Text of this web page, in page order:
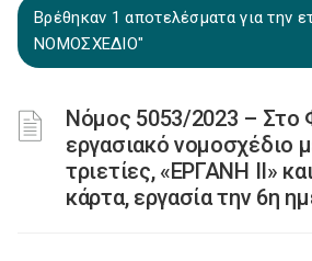
Βρέθηκαν 1 αποτελέσματα για την
ΝΟΜΟΣΧΕΔΙΟ"
Νόμος 5053/2023 – Στο
εργασιακό νομοσχέδιο
τριετίες, «ΕΡΓΑΝΗ II»
κάρτα, εργασία την 6η